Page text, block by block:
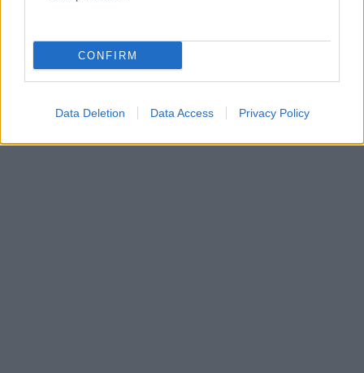
CONFIRM
Data Deletion Data Access Privacy Policy